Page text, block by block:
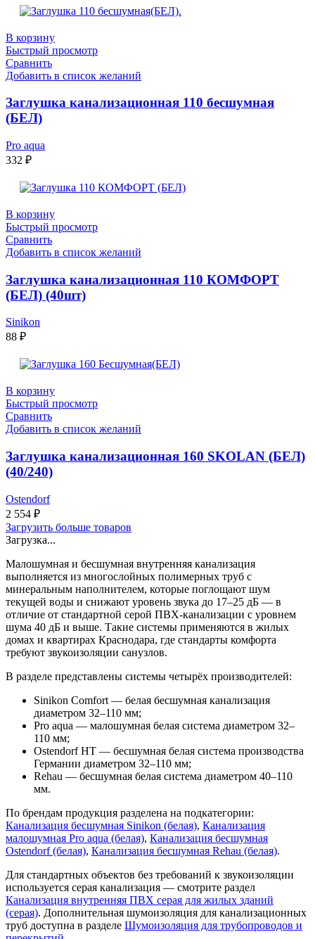
В корзину
Быстрый просмотр
Сравнить
Добавить в список желаний
Заглушка канализационная 110 бесшумная
(БЕЛ)
Pro aqua
332 ₽
В корзину
Быстрый просмотр
Сравнить
Добавить в список желаний
Заглушка канализационная 110 КОМФОРТ
(БЕЛ) (40шт)
Sinikon
88 ₽
В корзину
Быстрый просмотр
Сравнить
Добавить в список желаний
Заглушка канализационная 160 SKOLAN (БЕЛ)
(40/240)
Ostendorf
2 554 ₽
Загрузить больше товаров
Загрузка...
Малошумная и бесшумная внутренняя канализация
выполняется из многослойных полимерных труб с
минеральным наполнителем, которые поглощают шум
текущей воды и снижают уровень звука до 17–25 дБ — в
отличие от стандартной серой ПВХ-канализации с уровнем
шума 40 дБ и выше. Такие системы применяются в жилых
домах и квартирах Краснодара, где стандарты комфорта
требуют звукоизоляции санузлов.
В разделе представлены системы четырёх производителей:
Sinikon Comfort — белая бесшумная канализация
диаметром 32–110 мм;
Pro aqua — малошумная белая система диаметром 32–
110 мм;
Ostendorf HT — бесшумная белая система производства
Германии диаметром 32–110 мм;
Rehau — бесшумная белая система диаметром 40–110
мм.
По брендам продукция разделена на подкатегории:
Канализация бесшумная Sinikon (белая), Канализация
малошумная Pro aqua (белая), Канализация бесшумная
Ostendorf (белая), Канализация бесшумная Rehau (белая).
Для стандартных объектов без требований к звукоизоляции
используется серая канализация — смотрите раздел
Канализация внутренняя ПВХ серая для жилых зданий
(серая). Дополнительная шумоизоляция для канализационных
труб доступна в разделе Шумоизоляция для трубопроводов и